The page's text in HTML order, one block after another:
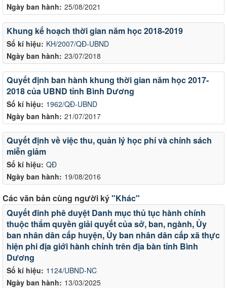
Ngày ban hành: 25/08/2021
Số kí hiệu: KH/2007/QĐ-UBND
Ngày ban hành: 23/07/2018
Khung kế hoạch thời gian năm học 2018-2019
Số kí hiệu: 1962/QĐ-UBND
Ngày ban hành: 21/07/2017
Quyết định ban hành khung thời gian năm học 2017-
2018 của UBND tỉnh Bình Dương
Số kí hiệu: QĐ
Ngày ban hành: 19/08/2016
Quyết định về việc thu, quản lý học phí và chính sách
miễn giảm
Các văn bản cùng người ký"Khác"
Số kí hiệu: 1124/UBND-NC
Ngày ban hành: 13/03/2025
Quyết đinh phê duyệt Danh mục thủ tục hành chính
thuộc thẩm quyền giải quyết của sở, ban, ngành, Ủy
ban nhân dân cấp huyện, Ủy ban nhân dân cấp xã thực
hiện phi địa giới hành chính trên địa bàn tỉnh Bình
Dương